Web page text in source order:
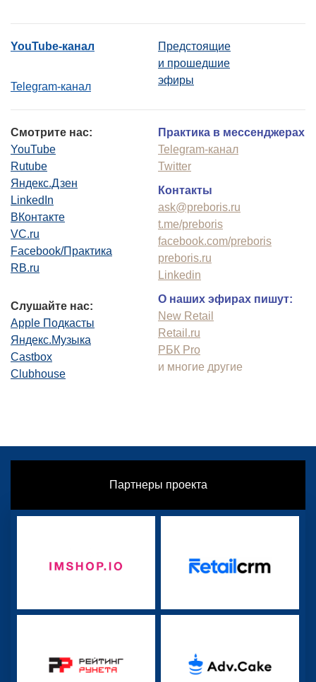
YouTube-канал
Telegram-канал
Предстоящие
и прошедшие
эфиры
Смотрите нас:
YouTube
Rutube
Яндекс.Дзен
LinkedIn
ВКонтакте
VC.ru
Facebook/Практика
RB.ru
Слушайте нас:
Apple Подкасты
Яндекс.Музыка
Castbox
Clubhouse
Практика в мессенджерах
Telegram-канал
Twitter
Контакты
ask@preboris.ru
t.me/preboris
facebook.com/preboris
preboris.ru
Linkedin
О наших эфирах пишут:
New Retail
Retail.ru
РБК Pro
и многие другие
Партнеры проекта